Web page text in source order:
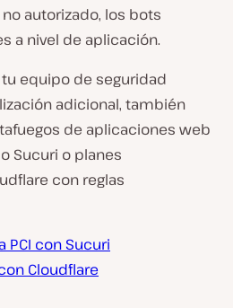
autorizado, los bots
a nivel de aplicación.
tu equipo de seguridad
adicional, también
de aplicaciones web
Sucuri o planes
con reglas
PCI con Sucuri
Cloudflare